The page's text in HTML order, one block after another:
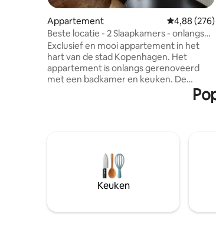
Appartement
4,88 (276)
Beste locatie - 2 Slaapkamers - onlangs
gerenoveerd
Exclusief en mooi appartement in het
hart van de stad Kopenhagen. Het
appartement is onlangs gerenoveerd
met een badkamer en keuken. De
woning is gelegen op de 2e verdieping en
heeft een goede lichtinval. Het gebied is
cafés, bars, bezienswaardigheden zoals
Tivoli, Strøget, Nyhavn, Børsen,
Amalienborg, Kgs Have - allemaal op
Kopenhagen.
Keuken